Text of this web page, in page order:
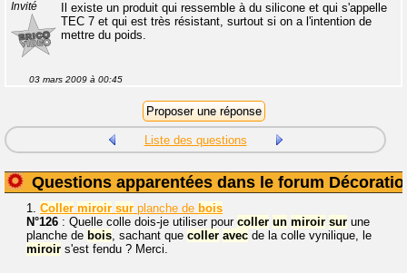
Invité
Il existe un produit qui ressemble à du silicone et qui s'appelle
TEC 7 et qui est très résistant, surtout si on a l'intention de
mettre du poids.
03 mars 2009 à 00:45
Liste des questions
Questions apparentées dans le forum
1. Coller miroir sur planche de bois
N°126 : Quelle colle dois-je utiliser pour coller un miroir sur une
planche de bois, sachant que coller avec de la colle vynilique, le
miroir s'est fendu ? Merci.